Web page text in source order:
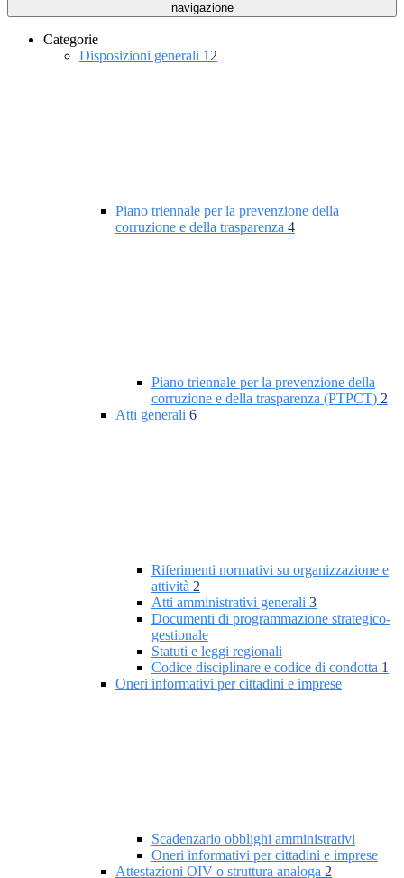
navigazione
Categorie
Disposizioni generali 12
Piano triennale per la prevenzione della
corruzione e della trasparenza 4
Piano triennale per la prevenzione della
corruzione e della trasparenza (PTPCT) 2
Atti generali 6
Riferimenti normativi su organizzazione e
attività 2
Atti amministrativi generali 3
Documenti di programmazione strategico-
gestionale
Statuti e leggi regionali
Codice disciplinare e codice di condotta 1
Oneri informativi per cittadini e imprese
Scadenzario obblighi amministrativi
Oneri informativi per cittadini e imprese
Attestazioni OIV o struttura analoga 2